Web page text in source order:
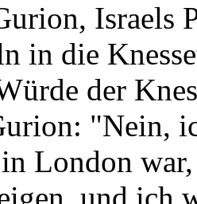
Israels
in die
der
"Nein,
London